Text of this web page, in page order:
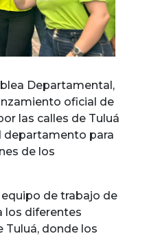
Departamental,
oficial de
las calles de Tuluá
departamento para
de los
equipo de trabajo de
los diferentes
Tuluá, donde los